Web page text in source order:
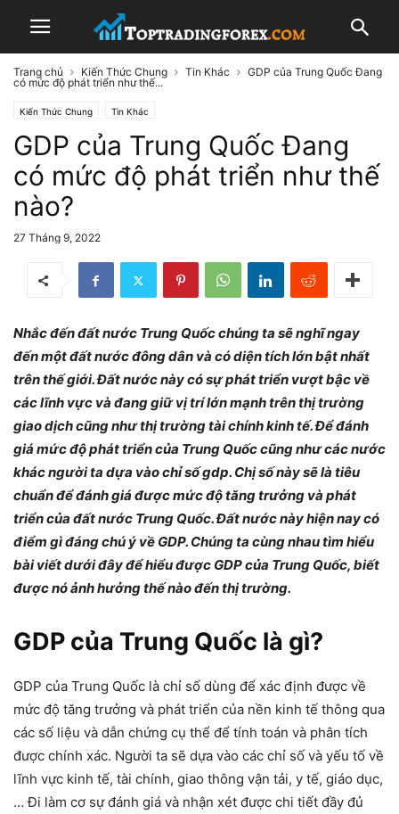
Trang chủ Kiến Thức Chung Tin Khác
GDP của Trung Quốc Đang
có mức độ phát triển như thế...
Kiến Thức Chung Tin Khác
GDP của Trung Quốc Đang
có mức độ phát triển như thế
nào?
27 Tháng 9, 2022
Nhắc đến đất nước Trung Quốc chúng ta sẽ nghĩ ngay
đến một đất nước đông dân và có diện tích lớn bật nhất
trên thế giới. Đất nước này có sự phát triển vượt bậc về
các lĩnh vực và đang giữ vị trí lớn mạnh trên thị trường
giao dịch cũng như thị trường tài chính kinh tế. Để đánh
giá mức độ phát triển của Trung Quốc cũng như các nước
khác người ta dựa vào chỉ số gdp. Chị số này sẽ là tiêu
chuẩn để đánh giá được mức độ tăng trưởng và phát
triển của đất nước Trung Quốc. Đất nước này hiện nay có
điểm gì đáng chú ý về GDP. Chúng ta cùng nhau tìm hiểu
bài viết dưới đây để hiểu được GDP của Trung Quốc, biết
được nó ảnh hưởng thế nào đến thị trường.
GDP của Trung Quốc là gì?
GDP của Trung Quốc là chỉ số dùng để xác định được về
mức độ tăng trưởng và phát triển của nền kinh tế thông qua
các số liệu và dẫn chứng cụ thể để tính toán và phân tích
được chính xác. Người ta sẽ dựa vào các chỉ số và yếu tố về
lĩnh vực kinh tế, tài chính, giao thông vận tải, y tế, giáo dục,
… Đi làm cơ sự đánh giá và nhận xét được chi tiết đầy đủ